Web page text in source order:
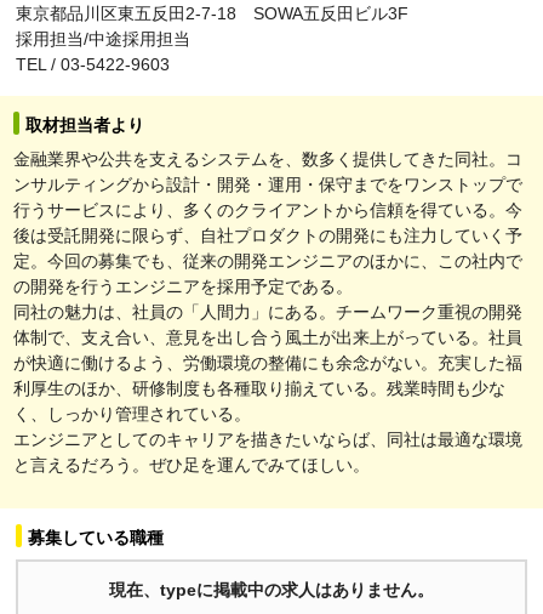
東京都品川区東五反田2-7-18 SOWA五反田ビル3F
採用担当/中途採用担当
TEL / 03-5422-9603
取材担当者より
金融業界や公共を支えるシステムを、数多く提供してきた同社。コ
ンサルティングから設計・開発・運用・保守までをワンストップで
行うサービスにより、多くのクライアントから信頼を得ている。今
後は受託開発に限らず、自社プロダクトの開発にも注力していく予
定。今回の募集でも、従来の開発エンジニアのほかに、この社内で
の開発を行うエンジニアを採用予定である。
同社の魅力は、社員の「人間力」にある。チームワーク重視の開発
体制で、支え合い、意見を出し合う風土が出来上がっている。社員
が快適に働けるよう、労働環境の整備にも余念がない。充実した福
利厚生のほか、研修制度も各種取り揃えている。残業時間も少な
く、しっかり管理されている。
エンジニアとしてのキャリアを描きたいならば、同社は最適な環境
と言えるだろう。ぜひ足を運んでみてほしい。
募集している職種
現在、typeに掲載中の求人はありません。